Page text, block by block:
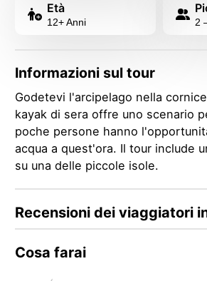
Età
12+ Anni 2
Informazioni sul tour
Godetevi l'arcipelago nella
kayak di sera offre uno scenario
poche persone hanno
acqua a quest'ora. Il tour include
su una delle piccole isole.
Recensioni dei viaggiatori
Cosa farai